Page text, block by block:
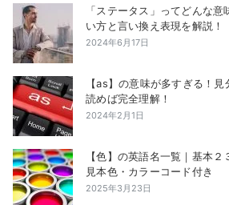
「ステータス」ってどんな
い方と言い換え表現を解説！
2024年6月17日
【as】の意味が多すぎる！見
読めば完全理解！
2024年2月1日
【色】の英語名一覧｜基本２
見本色・カラーコード付き
2025年3月23日